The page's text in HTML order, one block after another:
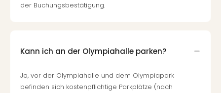
der Buchungsbestätigung.
Kann ich an der Olympiahalle parken?
Ja, vor der Olympiahalle und dem Olympiapark
befinden sich kostenpflichtige Parkplätze (nach